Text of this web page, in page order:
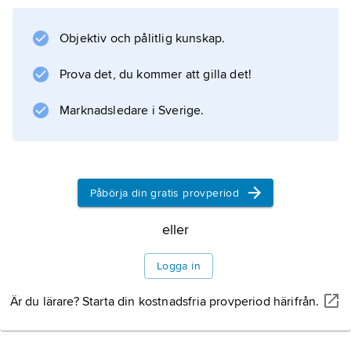
Information om artikeln
Objektiv och pålitlig kunskap.
Prova det, du kommer att gilla det!
Marknadsledare i Sverige.
Påbörja din gratis provperiod
eller
Logga in
Är du lärare? Starta din kostnadsfria provperiod härifrån.